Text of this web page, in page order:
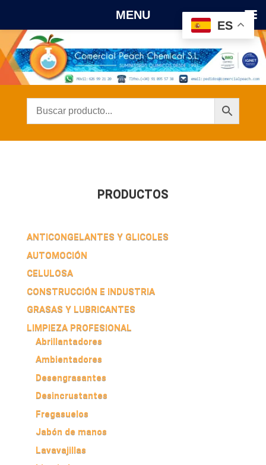
PRODUCTOS
ANTICONGELANTES Y GLICOLES
AUTOMOCIÓN
CELULOSA
CONSTRUCCIÓN E INDUSTRIA
GRASAS Y LUBRICANTES
LIMPIEZA PROFESIONAL
Abrillantadores
Ambientadores
Desengrasantes
Desincrustantes
Fregasuelos
Jabón de manos
Lavavajillas
ES
MENU